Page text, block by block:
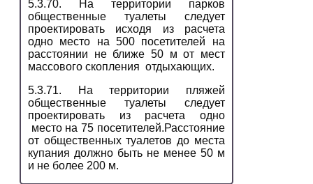
5.3.70. На территории парков
общественные туалеты следует
проектировать исходя из расчета
одно место на 500 посетителей на
расстоянии не ближе 50 м от мест
массового скопления отдыхающих.
5.3.71. На территории пляжей
общественные туалеты следует
проектировать из расчета одно
место на 75 посетителей.Расстояние
от общественных туалетов до места
купания должно быть не менее 50 м
и не более 200 м.